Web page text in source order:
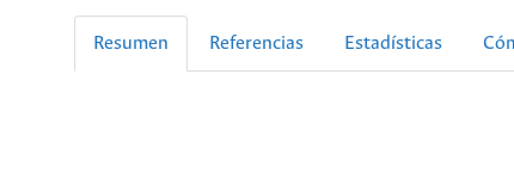
Resumen Referencias Estadísticas